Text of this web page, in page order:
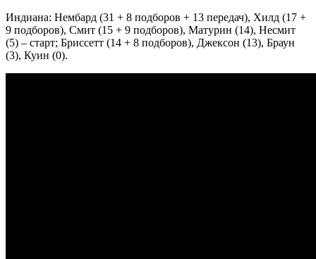
Индиана: Нембард (31 + 8 подборов + 13 передач), Хилд (17 +
9 подборов), Смит (15 + 9 подборов), Матурин (14), Несмит
(5) – старт; Бриссетт (14 + 8 подборов), Джексон (13), Браун
(3), Куин (0).